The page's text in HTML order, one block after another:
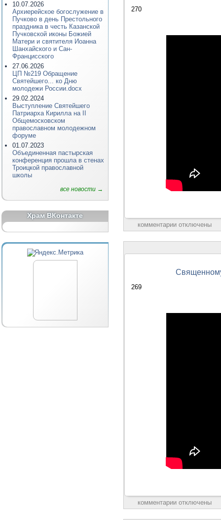
10.07.2026
Архиерейское богослужение в
Пучково в день Престольного
праздника в честь Казанской
Пучковской иконы Божией
Матери и святителя Иоанна
Шанхайского и Сан-
Францисского
27.06.2026
ЦП №219 Обращение
Святейшего... ко Дню
молодежи России.docx
29.02.2024
Выступление Святейшего
Патриарха Кирилла на II
Общемосковском
православном молодежном
форуме
01.07.2023
Объединенная пастырская
конференция прошла в стенах
Троицкой православной
школы
все новости →
Храм ВКонтакте
270
комментарии отключены
269
комментарии отключены